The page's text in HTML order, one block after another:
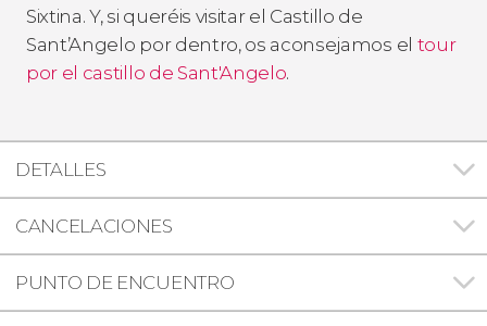
Sixtina. Y, si queréis visitar el Castillo de
Sant’Angelo por dentro, os aconsejamos el tour
por el castillo de Sant'Angelo.
DETALLES
CANCELACIONES
PUNTO DE ENCUENTRO